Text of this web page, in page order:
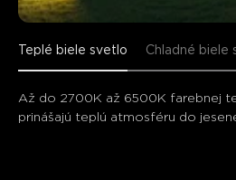
Teplé biele svetlo Chladné biele
Až do 2700K až 6500K farebnej
prinášajú teplú atmosféru do